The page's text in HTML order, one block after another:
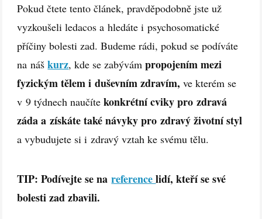
Pokud čtete tento článek, pravděpodobně jste už
vyzkoušeli ledacos a hledáte i psychosomatické
příčiny bolesti zad. Budeme rádi, pokud se podíváte
na náškurz, kde se zabývám propojením mezi
fyzickým tělem i duševním zdravím,ve kterém se
v 9 týdnech naučítekonkrétní cviky pro zdravá
záda a získáte také návyky pro zdravý životní styl
a vybudujete si i zdravý vztah ke svému tělu.
TIP: Podívejte se nareferencelidí, kteří se své
bolesti zad zbavili.